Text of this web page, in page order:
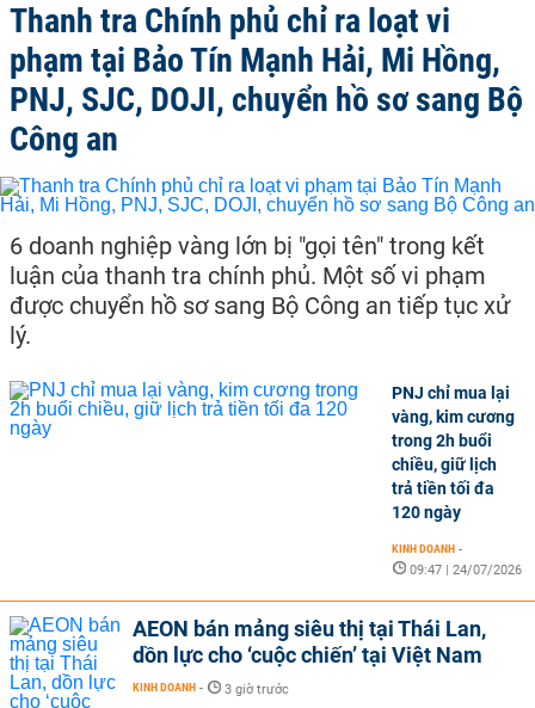
Thanh tra Chính phủ chỉ ra loạt vi
phạm tại Bảo Tín Mạnh Hải, Mi Hồng,
PNJ, SJC, DOJI, chuyển hồ sơ sang Bộ
Công an
6 doanh nghiệp vàng lớn bị "gọi tên" trong kết
luận của thanh tra chính phủ. Một số vi phạm
được chuyển hồ sơ sang Bộ Công an tiếp tục xử
lý.
PNJ chỉ mua lại
vàng, kim cương
trong 2h buổi
chiều, giữ lịch
trả tiền tối đa
120 ngày
KINH DOANH -
09:47 | 24/07/2026
AEON bán mảng siêu thị tại Thái Lan,
dồn lực cho ‘cuộc chiến’ tại Việt Nam
KINH DOANH - 3 giờ trước